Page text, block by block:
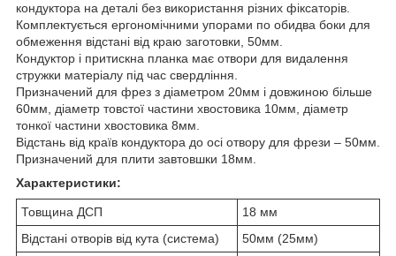
кондуктора на деталі без використання різних фіксаторів.
Комплектується ергономічними упорами по обидва боки для
обмеження відстані від краю заготовки, 50мм.
Кондуктор і притискна планка має отвори для видалення
стружки матеріалу під час свердління.
Призначений для фрез з діаметром 20мм і довжиною більше
60мм, діаметр товстої частини хвостовика 10мм, діаметр
тонкої частини хвостовика 8мм.
Відстань від країв кондуктора до осі отвору для фрези – 50мм.
Призначений для плити завтовшки 18мм.
Характеристики:
Товщина ДСП
18 мм
Відстані отворів від кута (система)
50мм (25мм)